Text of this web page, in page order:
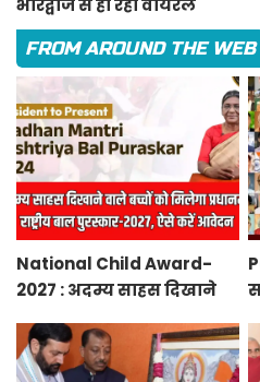
भारद्वाज से हो रही वायरल
FROM AROUND THE WEB
National Child Award-
2027 : अदम्य साहस दिखाने
प्रधानमंत्री राष्ट्रीय बाल
पुरस्कार-2027, ऐसे करें